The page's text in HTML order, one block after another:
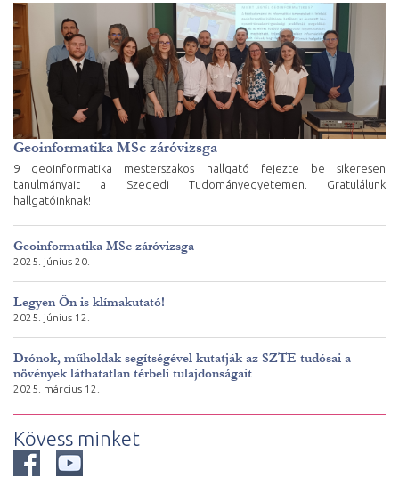
Geoinformatika MSc záróvizsga
9 geoinformatika mesterszakos hallgató fejezte be sikeresen
tanulmányait a Szegedi Tudományegyetemen. Gratulálunk
hallgatóinknak!
Geoinformatika MSc záróvizsga
2025. június 20.
Legyen Ön is klímakutató!
2025. június 12.
Drónok, műholdak segítségével kutatják az SZTE tudósai a
növények láthatatlan térbeli tulajdonságait
2025. március 12.
Kövess minket